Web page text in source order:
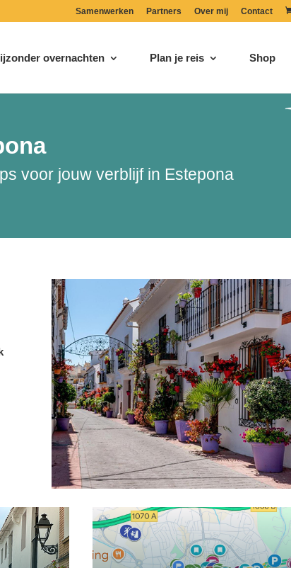
Samenwerken Partners Over mij Contact
overnachten Plan je reis Shop
voor jouw verblijf in Estepona